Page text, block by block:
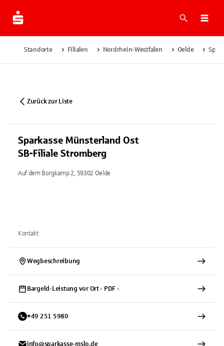
Suche
Standorte Filialen Nordrhein-Westfalen Oelde
Zurück zur Liste
Sparkasse Münsterland Ost
SB-Filiale Stromberg
Auf dem Borgkamp 2, 59302 Oelde
Kontakt
Wegbeschreibung
Bargeld-Leistung vor Ort - PDF -
+49 251 5980
info@sparkasse-mslo.de